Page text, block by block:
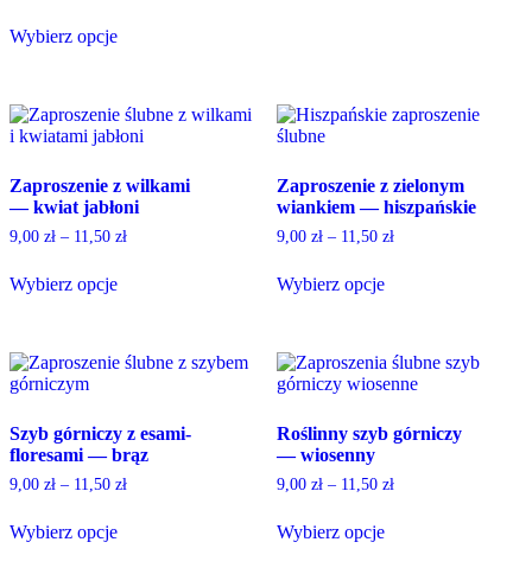
Wybierz opcje
has
multiple
variants.
options
may
be
chosen
the
The
options
may
chosen
on
the
product
Zaproszenie z wilkami
— kwiat jabłoni
9,00 zł – 11,50 zł
Wybierz opcje
has
multiple
variants.
options
may
be
chosen
the
Zaproszenie z zielonym
wiankiem — hiszpańskie
9,00 zł– 11,50 zł
Wybierz opcje
has
multiple
variants.
options
may
be
chosen
the
Szyb górniczy z esami-
floresami — brąz
9,00 zł – 11,50 zł
Wybierz opcje
Roślinny szyb górniczy
— wiosenny
9,00 zł– 11,50 zł
Wybierz opcje